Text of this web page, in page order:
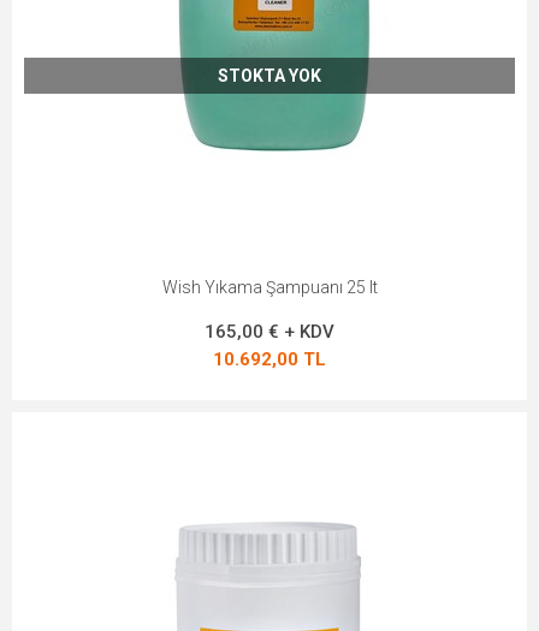
STOKTA YOK
Wish Yıkama Şampuanı 25 lt
165,00 € + KDV
10.692,00 TL